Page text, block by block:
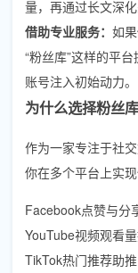
量，再通过长文深化
借助专业服务： 如
“粉丝库”这样的平
账号注入初始动力。
为什么选择粉丝库
作为一家专注于社
你在多个平台上实
Facebook点赞与分
YouTube视频观看
TikTok热门推荐助推